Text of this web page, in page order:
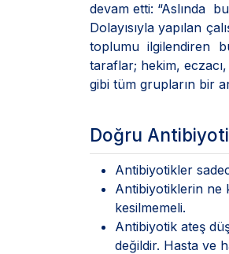
devam etti: “Aslında
Dolayısıyla yapılan
toplumu ilgilendiren
taraflar; hekim,
gibi tüm grupların bir
Doğru
Antibiyotikler
Antibiyotiklerin ne
kesilmemeli.
Antibiyotik ateş
değildir. Hasta ve